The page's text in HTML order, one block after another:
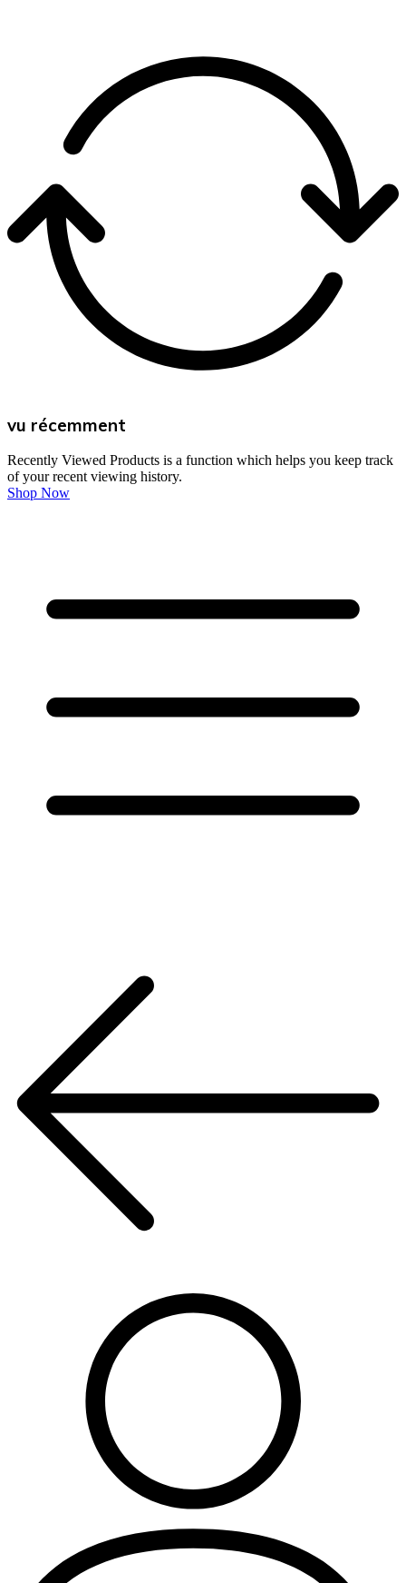
vu récemment
Recently Viewed Products is a function which helps you keep track
of your recent viewing history.
Shop Now